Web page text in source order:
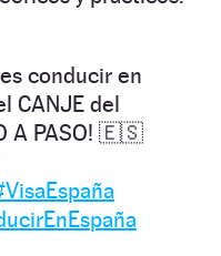
conducir en
CANJE del
A PASO! 🇪🇸